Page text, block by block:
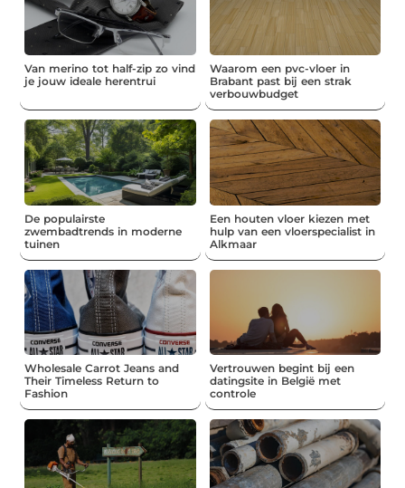
Van merino tot half-zip zo vind
je jouw ideale herentrui
Waarom een pvc-vloer in
Brabant past bij een strak
verbouwbudget
De populairste
zwembadtrends in moderne
tuinen
Een houten vloer kiezen met
hulp van een vloerspecialist in
Alkmaar
Wholesale Carrot Jeans and
Their Timeless Return to
Fashion
Vertrouwen begint bij een
datingsite in België met
controle